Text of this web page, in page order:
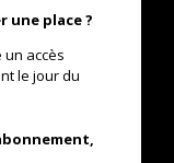
une place ?
un accès
le jour du